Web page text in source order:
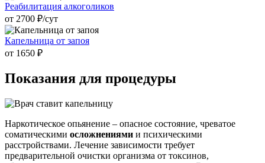
Реабилитация алкоголиков
от 2700 ₽/cут
Капельница от запоя
от 1650 ₽
Показания для процедуры
Наркотическое опьянение – опасное состояние, чреватое
соматическими осложнениями и психическими
расстройствами. Лечение зависимости требует
предварительной очистки организма от токсинов,